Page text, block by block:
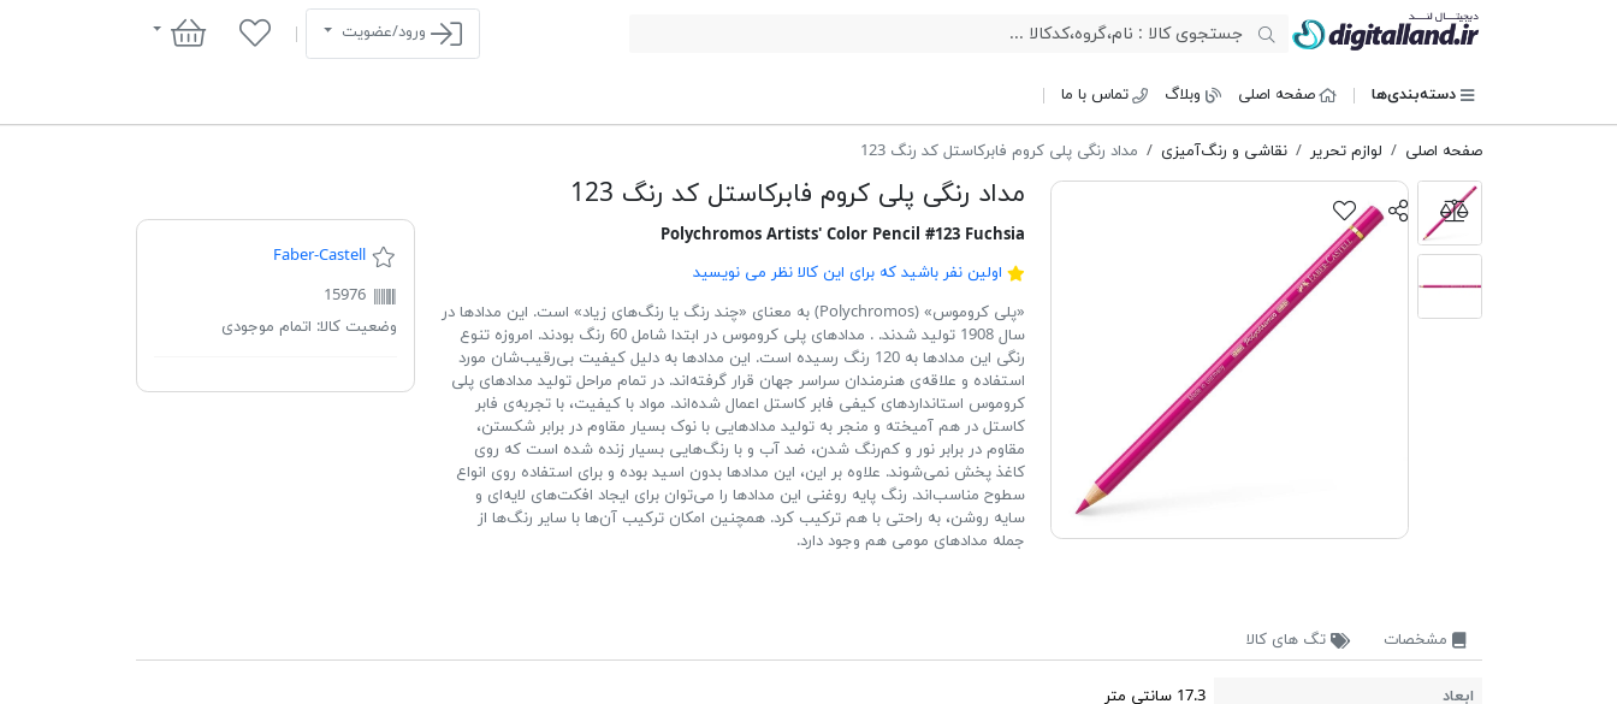
ورود/عضویت سبد خرید
دسته‌بندی‌ها صفحه اصلی وبلاگ تماس با ما
صفحه اصلی لوازم تحریر نقاشی و رنگ‌آمیزی مداد رنگی پلی کروم فابرکاستل کد رنگ 123
مداد رنگی پلی کروم فابرکاستل کد رنگ 123
Polychromos Artists' Color Pencil #123 Fuchsia
اولین نفر باشید که برای این کالا نظر می نویسید
«پلی کروموس» (Polychromos) به معنای «چند رنگ یا رنگ‌های زیاد» است. این مدادها در
سال 1908 تولید شدند. . مدادهای پلی کروموس در ابتدا شامل 60 رنگ بودند. امروزه تنوع
رنگی این مدادها به 120 رنگ رسیده است. این مدادها به دلیل کیفیت بی‌رقیب‌شان مورد
استفاده و علاقه‌ی هنرمندان سراسر جهان قرار گرفته‌اند. در تمام مراحل تولید مدادهای پلی
کروموس استانداردهای کیفی فابر کاستل اعمال شده‌اند. مواد با کیفیت، با تجربه‌ی فابر
کاستل در هم آمیخته و منجر به تولید مدادهایی با نوک بسیار مقاوم در برابر شکستن،
مقاوم در برابر نور و کم‌رنگ شدن، ضد آب و با رنگ‌هایی بسیار زنده شده است که روی
کاغذ پخش نمی‌شوند. علاوه بر این، این مدادها بدون اسید بوده و برای استفاده روی انواع
سطوح مناسب‌اند. رنگ پایه روغنی این مدادها را می‌توان برای ایجاد افکت‌های لایه‌ای و
سایه روشن، به راحتی با هم ترکیب کرد. همچنین امکان ترکیب آن‌ها با سایر رنگ‌ها از
جمله مدادهای مومی هم وجود دارد.
Faber-Castell
15976
وضعیت کالا: اتمام موجودی
مشخصات تگ های کالا
ابعاد
17.3 سانتی متر